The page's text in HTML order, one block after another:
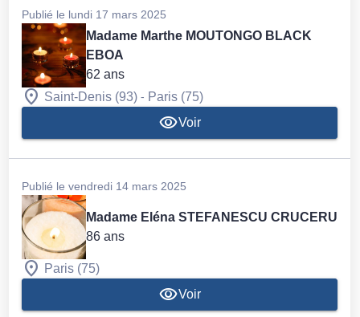
Publié le lundi 17 mars 2025
Madame Marthe MOUTONGO BLACK
EBOA
62 ans
Saint-Denis (93) - Paris (75)
Voir
Publié le vendredi 14 mars 2025
Madame Eléna STEFANESCU CRUCERU
86 ans
Paris (75)
Voir